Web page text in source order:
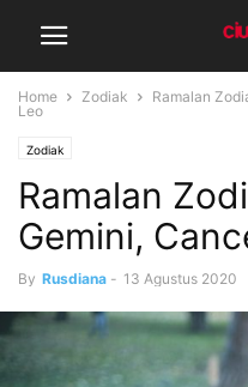
Home Zodiak
Ramalan
Leo
Zodiak
Ramalan
Gemini,
By Rusdiana - 13 Agustus 2020